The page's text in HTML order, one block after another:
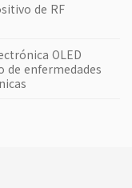
de RF
OLED
enfermedades